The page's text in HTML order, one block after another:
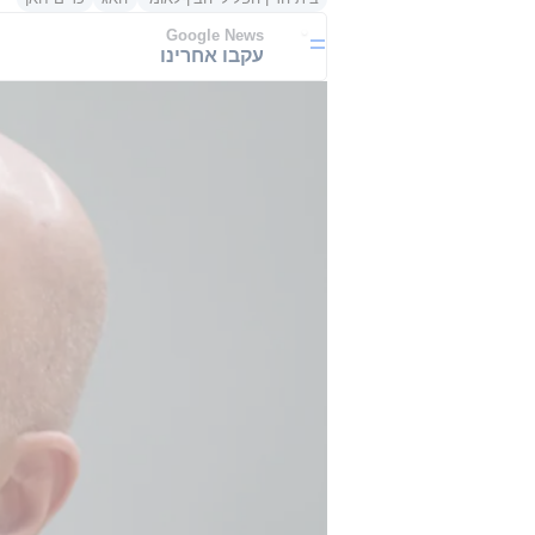
Google News
עקבו אחרינו